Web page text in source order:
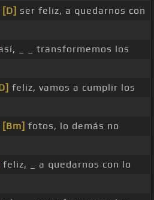
[D] ser feliz, a quedarnos con
_ _ transformemos los
feliz, vamos a cumplir los
[Bm] fotos, lo demás no
feliz, _ a quedarnos con lo